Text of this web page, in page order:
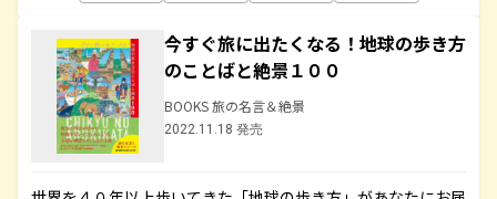
今すぐ旅に出たくなる！地球の歩き方
のことばと絶景１００
BOOKS 旅の名言＆絶景
2022.11.18 発売